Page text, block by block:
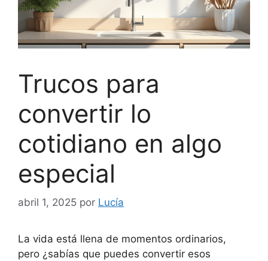
Trucos para
convertir lo
cotidiano en algo
especial
abril 1, 2025 por Lucía
La vida está llena de momentos ordinarios,
pero ¿sabías que puedes convertir esos